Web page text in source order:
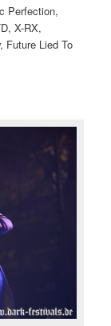
Perfection,
X-RX,
Future Lied To